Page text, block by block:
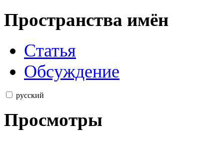
Пространства имён
Статья
Обсуждение
русский
Просмотры